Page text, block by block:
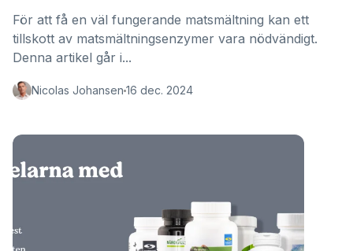
För att få en väl fungerande matsmältning kan ett
tillskott av matsmältningsenzymer vara nödvändigt.
Denna artikel går i...
Nicolas Johansen 16 dec. 2024